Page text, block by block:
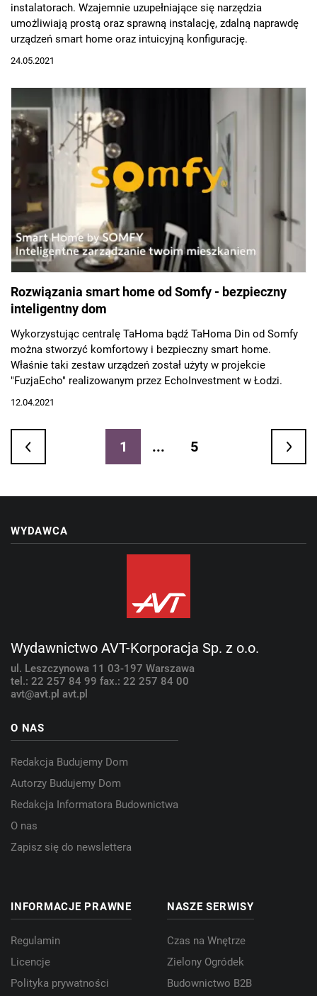
instalatorach. Wzajemnie uzupełniające się narzędzia
umożliwiają prostą oraz sprawną instalację, zdalną naprawdę
urządzeń smart home oraz intuicyjną konfigurację.
24.05.2021
Rozwiązania smart home od Somfy - bezpieczny
inteligentny dom
Wykorzystując centralę TaHoma bądź TaHoma Din od Somfy
można stworzyć komfortowy i bezpieczny smart home.
Właśnie taki zestaw urządzeń został użyty w projekcie
"FuzjaEcho" realizowanym przez EchoInvestment w Łodzi.
12.04.2021
1 ... 5
WYDAWCA
Wydawnictwo AVT-Korporacja Sp. z o.o.
ul. Leszczynowa 11 03-197 Warszawa
tel.: 22 257 84 99 fax.: 22 257 84 00
avt@avt.pl avt.pl
O NAS
Redakcja Budujemy Dom
Autorzy Budujemy Dom
Redakcja Informatora Budownictwa
O nas
Zapisz się do newslettera
INFORMACJE PRAWNE
Regulamin
Licencje
Polityka prywatności
NASZE SERWISY
Czas na Wnętrze
Zielony Ogródek
Budownictwo B2B